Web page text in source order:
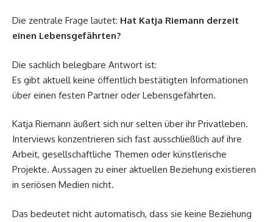
Die zentrale Frage lautet: Hat Katja Riemann derzeit
einen Lebensgefährten?
Die sachlich belegbare Antwort ist:
Es gibt aktuell keine öffentlich bestätigten Informationen
über einen festen Partner oder Lebensgefährten.
Katja Riemann äußert sich nur selten über ihr Privatleben.
Interviews konzentrieren sich fast ausschließlich auf ihre
Arbeit, gesellschaftliche Themen oder künstlerische
Projekte. Aussagen zu einer aktuellen Beziehung existieren
in seriösen Medien nicht.
Das bedeutet nicht automatisch, dass sie keine Beziehung